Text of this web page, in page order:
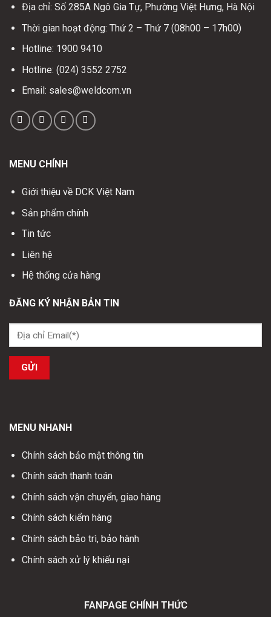
Địa chỉ: Số 285A Ngô Gia Tự, Phường Việt Hưng, Hà Nội
Thời gian hoạt động: Thứ 2 – Thứ 7 (08h00 – 17h00)
Hotline: 1900 9410
Hotline: (024) 3552 2752
Email: sales@weldcom.vn
MENU CHÍNH
Giới thiệu về DCK Việt Nam
Sản phẩm chính
Tin tức
Liên hệ
Hệ thống cửa hàng
ĐĂNG KÝ NHẬN BẢN TIN
MENU NHANH
Chính sách bảo mật thông tin
Chính sách thanh toán
Chính sách vận chuyển, giao hàng
Chính sách kiểm hàng
Chính sách bảo trì, bảo hành
Chính sách xử lý khiếu nại
FANPAGE CHÍNH THỨC